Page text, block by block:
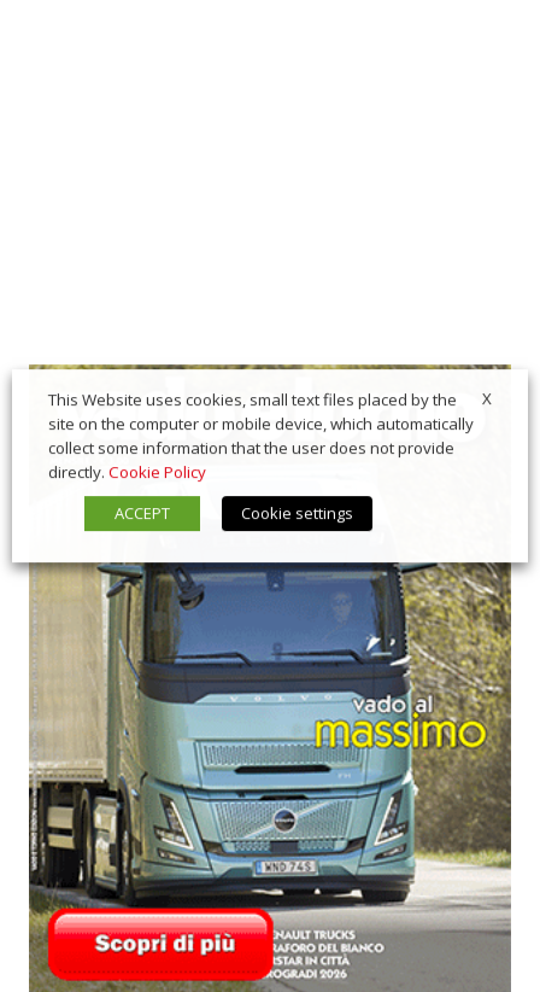
X
This Website uses cookies, small text files placed by the
site on the computer or mobile device, which automatically
collect some information that the user does not provide
directly. Cookie Policy
ACCEPT
Cookie settings